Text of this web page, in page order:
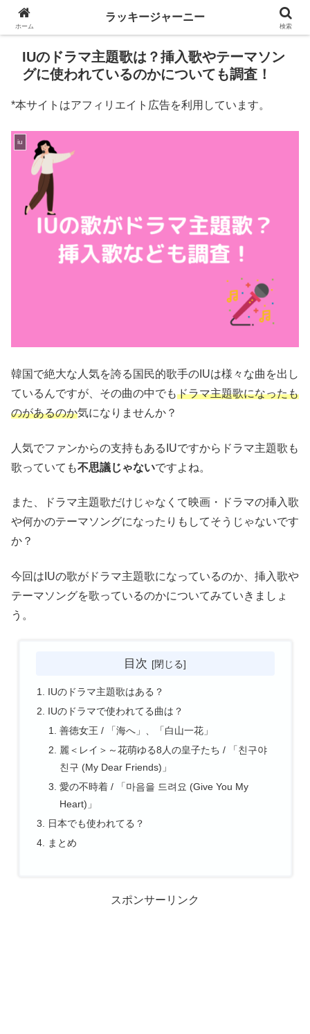
IUのドラマ主題歌は？挿入歌やテーマソン
グに使われているのかについても調査！
*本サイトはアフィリエイト広告を利用しています。
iu
韓国で絶大な人気を誇る国民的歌手のIUは様々な曲を出し
ているんですが、その曲の中でもドラマ主題歌になったも
のがあるのか気になりませんか？
人気でファンからの支持もあるIUですからドラマ主題歌も
歌っていても不思議じゃないですよね。
また、ドラマ主題歌だけじゃなくて映画・ドラマの挿入歌
や何かのテーマソングになったりもしてそうじゃないです
か？
今回はIUの歌がドラマ主題歌になっているのか、挿入歌や
テーマソングを歌っているのかについてみていきましょ
う。
目次
IUのドラマ主題歌はある？
IUのドラマで使われてる曲は？
善徳女王 / 「海へ」、「白山一花」
麗＜レイ＞～花萌ゆる8人の皇子たち / 「친구야
친구 (My Dear Friends)」
愛の不時着 / 「마음을 드려요 (Give You My
Heart)」
日本でも使われてる？
まとめ
スポンサーリンク
ホーム
ラッキージャーニー
検索